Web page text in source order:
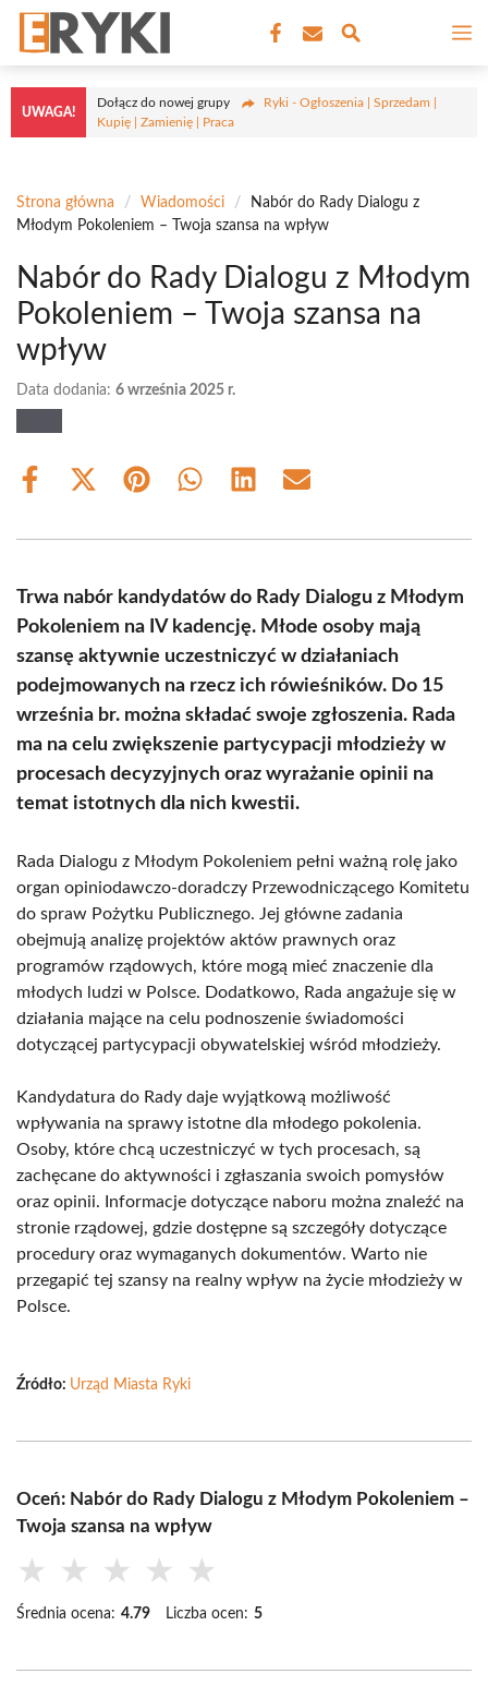
Przejdź
treści
UWAGA!
Dołącz do nowej grupy
Ryki - Ogłoszenia | Sprzedam |
Kupię | Zamienię | Praca
Strona główna / Wiadomości /
Nabór do Rady Dialogu z
Młodym Pokoleniem – Twoja szansa na wpływ
Nabór do Rady Dialogu z Młodym
Pokoleniem – Twoja szansa na
wpływ
Data dodania: 6 września 2025 r.
Share
Share
(Twitter)
Share Share Share Share
Trwa nabór kandydatów do Rady Dialogu z Młodym
Pokoleniem na IV kadencję. Młode osoby mają
szansę aktywnie uczestniczyć w działaniach
podejmowanych na rzecz ich rówieśników. Do 15
września br. można składać swoje zgłoszenia. Rada
ma na celu zwiększenie partycypacji młodzieży w
procesach decyzyjnych oraz wyrażanie opinii na
temat istotnych dla nich kwestii.
Rada Dialogu z Młodym Pokoleniem pełni ważną rolę jako
organ opiniodawczo-doradczy Przewodniczącego Komitetu
do spraw Pożytku Publicznego. Jej główne zadania
obejmują analizę projektów aktów prawnych oraz
programów rządowych, które mogą mieć znaczenie dla
młodych ludzi w Polsce. Dodatkowo, Rada angażuje się w
działania mające na celu podnoszenie świadomości
dotyczącej partycypacji obywatelskiej wśród młodzieży.
Kandydatura do Rady daje wyjątkową możliwość
wpływania na sprawy istotne dla młodego pokolenia.
Osoby, które chcą uczestniczyć w tych procesach, są
zachęcane do aktywności i zgłaszania swoich pomysłów
oraz opinii. Informacje dotyczące naboru można znaleźć na
stronie rządowej, gdzie dostępne są szczegóły dotyczące
procedury oraz wymaganych dokumentów. Warto nie
przegapić tej szansy na realny wpływ na życie młodzieży w
Polsce.
Źródło: Urząd Miasta Ryki
Oceń: Nabór do Rady Dialogu z Młodym Pokoleniem –
Twoja szansa na wpływ
★ ★ ★ ★ ★
Średnia ocena: 4.79 Liczba ocen: 5